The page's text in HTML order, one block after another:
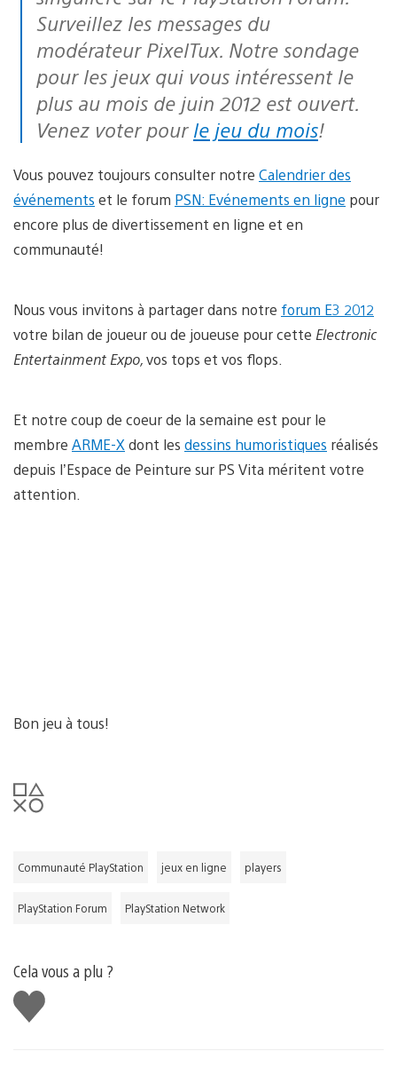
Surveillez les messages du
modérateur PixelTux. Notre sondage
pour les jeux qui vous intéressent le
plus au mois de juin 2012 est ouvert.
Venez voter pour le jeu du mois!
Vous pouvez toujours consulter notre Calendrier des
événements et le forum PSN: Evénements en ligne pour
encore plus de divertissement en ligne et en
communauté!
Nous vous invitons à partager dans notre forum E3 2012
votre bilan de joueur ou de joueuse pour cette Electronic
Entertainment Expo,vos tops et vos flops.
Et notre coup de coeur de la semaine est pour le
membre ARME-X dont les dessins humoristiques réalisés
depuis l’Espace de Peinture sur PS Vita méritent votre
attention.
Bon jeu à tous!
Communauté PlayStation jeux en ligne players
PlayStation Forum PlayStation Network
Cela vous a plu ?
J'aime